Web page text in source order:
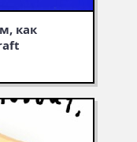
как